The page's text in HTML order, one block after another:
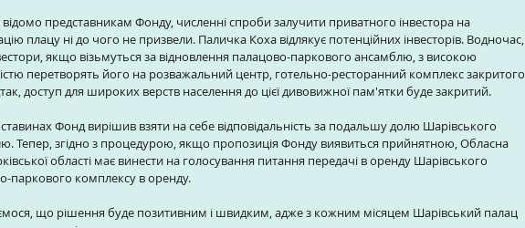
відомо представникам Фонду, численні спроби залучити приватного інвестора на
плацу ні до чого не призвели. Паличка Коха відлякує потенційних інвесторів. Водночас,
якщо візьмуться за відновлення палацово-паркового ансамблю, з високою
перетворять його на розважальний центр, готельно-ресторанний комплекс закритого
доступ для широких верств населення до цієї дивовижної пам'ятки буде закритий.
Фонд вирішив взяти на себе відповідальність за подальшу долю Шарівського
Тепер, згідно з процедурою, якщо пропозиція Фонду виявиться прийнятною, Обласна
області має винести на голосування питання передачі в оренду Шарівського
паркового комплексу в оренду.
що рішення буде позитивним і швидким, адже з кожним місяцем Шарівський палац